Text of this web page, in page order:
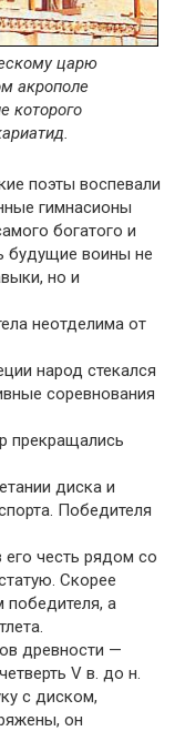
царю
акрополе
которого
поэты воспевали
гимнасионы
богатого и
будущие воины не
но и
неотделима от
народ стекался
соревнования
прекращались
диска и
Победителя
честь рядом со
Скорее
победителя, а
древности —
V в. до н.
с диском,
он